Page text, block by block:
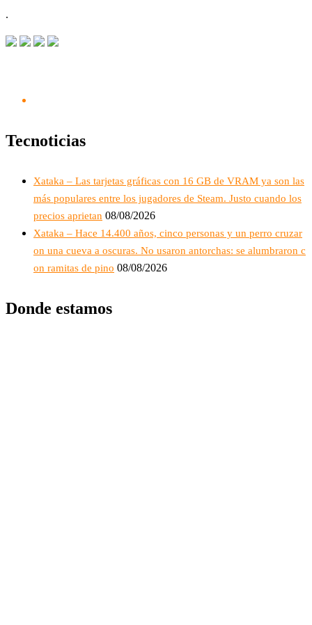
.
Tecnoticias
Xataka – Las tarjetas gráficas con 16 GB de VRAM ya son las
más populares entre los jugadores de Steam. Justo cuando los
precios aprietan 08/08/2026
Xataka – Hace 14.400 años, cinco personas y un perro cruzar
on una cueva a oscuras. No usaron antorchas: se alumbraron c
on ramitas de pino 08/08/2026
Donde estamos